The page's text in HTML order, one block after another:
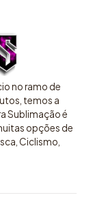
no ramo de
temos a
Sublimação é
opções de
Ciclismo,